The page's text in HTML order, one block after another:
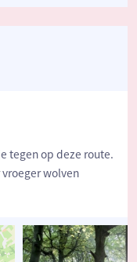
tegen op deze route.
wolven